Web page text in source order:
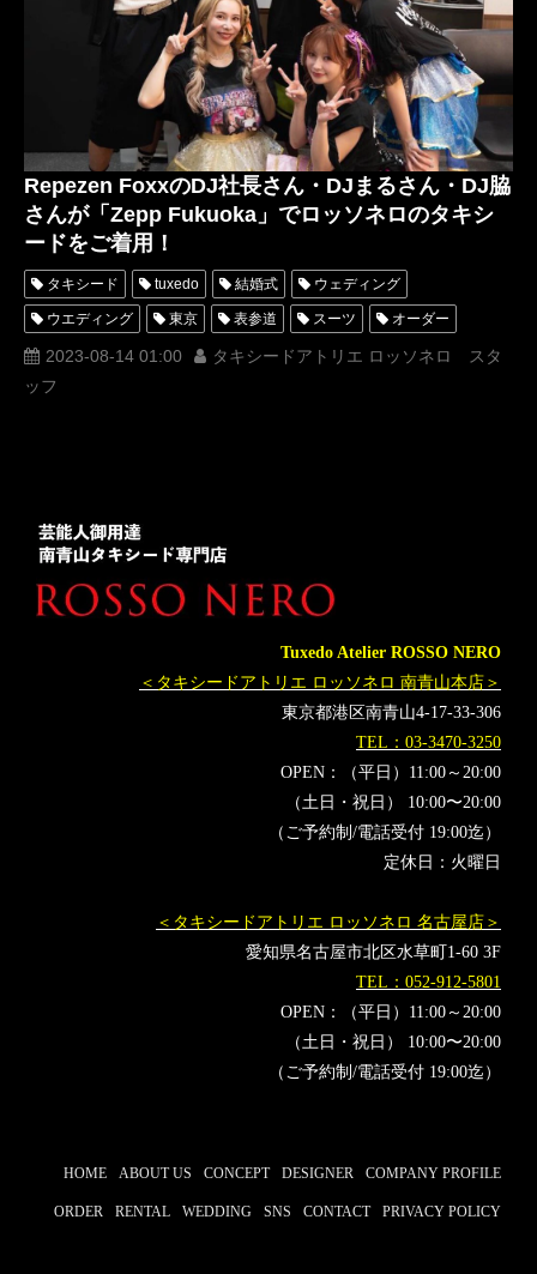
DJWAKI DJMARU
Repezen FoxxのDJ社長さん・DJまるさん・DJ脇
さんが「Zepp Fukuoka」でロッソネロのタキシ
ードをご着用！
タキシード tuxedo 結婚式 ウェディング
ウエディング 東京 表参道 スーツ オーダー
レンタル オーダータキシード レンタルタキシード
ロッソネロ
ROSSONERO
タキシードレンタル東京
神奈川 オーダータキシード横浜 レンタルタキシード横浜
ヘラヘラ三銃士 LIVE TOUR2023HANGOVER史上最強の女たち
2023-08-14 01:00
タキシードアトリエ ロッソネロ スタ
ッフ
Tuxedo Atelier ROSSO NERO
＜タキシードアトリエ ロッソネロ 南青山本店＞
東京都港区南青山4-17-33-306
TEL：03-3470-3250
OPEN：（平日）11:00～20:00
（土日・祝日） 10:00〜20:00
（ご予約制/電話受付 19:00迄）
定休日：火曜日
＜タキシードアトリエ ロッソネロ 名古屋店＞
愛知県名古屋市北区水草町1-60 3F
TEL：052-912-5801
OPEN：（平日）11:00～20:00
（土日・祝日） 10:00〜20:00
（ご予約制/電話受付 19:00迄）
HOME ABOUT US CONCEPT DESIGNER COMPANY PROFILE
ORDER RENTAL WEDDING SNS CONTACT PRIVACY POLICY